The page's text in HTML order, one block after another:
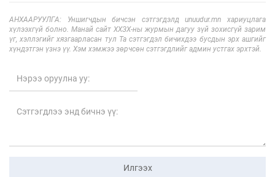
АНХААРУУЛГА: Уншигчдын бичсэн сэтгэгдэлд unuudur.mn хариуцлага
хүлээхгүй болно. Манай сайт ХХЗХ-ны журмын дагуу зүй зохисгүй зарим
үг, хэллэгийг хязгаарласан тул Та сэтгэгдэл бичихдээ бусдын эрх ашгийг
хүндэтгэн үзнэ үү. Хэм хэмжээ зөрчсөн сэтгэгдлийг админ устгах эрхтэй.
Илгээх